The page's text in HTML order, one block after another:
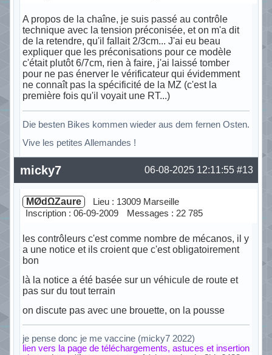
A propos de la chaîne, je suis passé au contrôle
technique avec la tension préconisée, et on m'a dit
de la retendre, qu'il fallait 2/3cm... J'ai eu beau
expliquer que les préconisations pour ce modèle
c'était plutôt 6/7cm, rien à faire, j'ai laissé tomber
pour ne pas énerver le vérificateur qui évidemment
ne connaît pas la spécificité de la MZ (c'est la
première fois qu'il voyait une RT...)
Die besten Bikes kommen wieder aus dem fernen Osten.
Vive les petites Allemandes !
Hors ligne #13
06-08-2025 12:11:55
micky7
MØdΩZaure
Lieu : 13009 Marseille
Inscription : 06-09-2009
Messages : 22 785
les contrôleurs c'est comme nombre de mécanos, il y
a une notice et ils croient que c'est obligatoirement
bon
là la notice a été basée sur un véhicule de route et
pas sur du tout terrain
on discute pas avec une brouette, on la pousse
je pense donc je me vaccine (micky7 2022)
lien vers la page de téléchargements, astuces et insertion